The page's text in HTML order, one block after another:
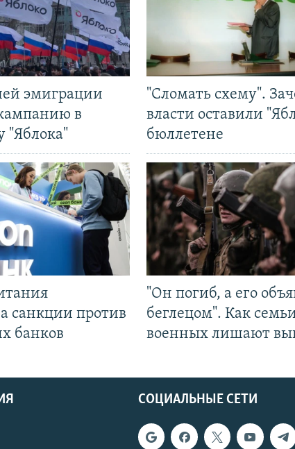
эмиграции
в
"Яблока"
санкции против
банков
"Сломать схему".
власти оставили
бюллетене
"Он погиб, а его
беглецом". Как
военных лишают
СОЦИАЛЬНЫЕ СЕТИ